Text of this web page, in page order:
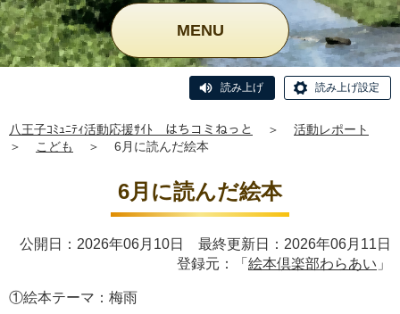
MENU
読み上げ 読み上げ設定
八王子ｺﾐｭﾆﾃｨ活動応援ｻｲﾄ はちコミねっと ＞
活動レポート
＞
こども ＞ 6月に読んだ絵本
6月に読んだ絵本
公開日：2026年06月10日 最終更新日：2026年06月11日
登録元：「 絵本倶楽部わらあい 」
①絵本テーマ：梅雨